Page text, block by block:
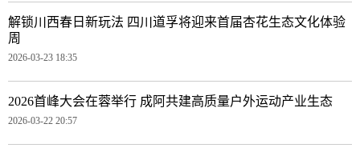
解锁川西春日新玩法 四川道孚将迎来首届杏花生态文化体验
周
2026-03-23 18:35
2026首峰大会在蓉举行 成阿共建高质量户外运动产业生态
2026-03-22 20:57